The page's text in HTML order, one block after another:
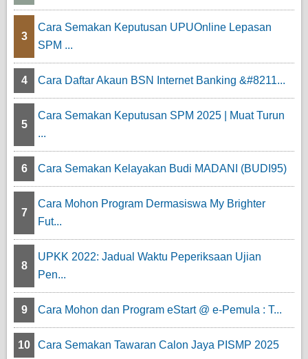
3
Cara Semakan Keputusan UPUOnline Lepasan
SPM ...
4 Cara Daftar Akaun BSN Internet Banking &#8211...
5
Cara Semakan Keputusan SPM 2025 | Muat Turun
...
6 Cara Semakan Kelayakan Budi MADANI (BUDI95)
7
Cara Mohon Program Dermasiswa My Brighter
Fut...
8
UPKK 2022: Jadual Waktu Peperiksaan Ujian
Pen...
9 Cara Mohon dan Program eStart @ e-Pemula : T...
10 Cara Semakan Tawaran Calon Jaya PISMP 2025